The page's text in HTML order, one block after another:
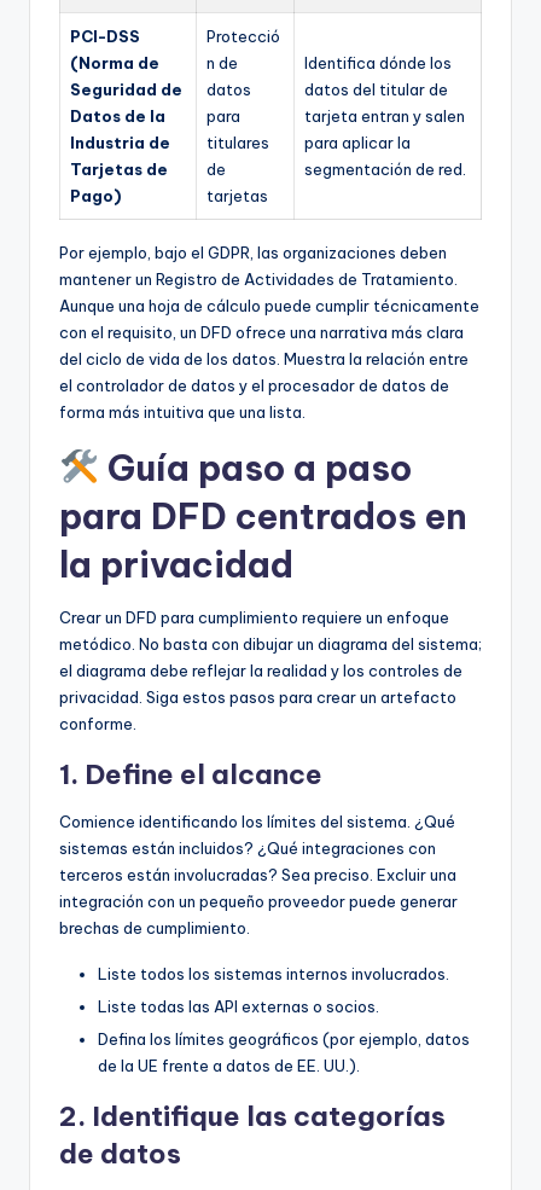
PCI-DSS
(Norma de
Seguridad de
Datos de la
Industria de
Tarjetas de
Pago)
Protecció
n de
datos
para
titulares
de
tarjetas
Identifica dónde los
datos del titular de
tarjeta entran y salen
para aplicar la
segmentación de red.
Por ejemplo, bajo el GDPR, las organizaciones deben
mantener un Registro de Actividades de Tratamiento.
Aunque una hoja de cálculo puede cumplir técnicamente
con el requisito, un DFD ofrece una narrativa más clara
del ciclo de vida de los datos. Muestra la relación entre
el controlador de datos y el procesador de datos de
forma más intuitiva que una lista.
Guía paso a paso
para DFD centrados en
la privacidad
Crear un DFD para cumplimiento requiere un enfoque
metódico. No basta con dibujar un diagrama del sistema;
el diagrama debe reflejar la realidad y los controles de
privacidad. Siga estos pasos para crear un artefacto
conforme.
1. Define el alcance
Comience identificando los límites del sistema. ¿Qué
sistemas están incluidos? ¿Qué integraciones con
terceros están involucradas? Sea preciso. Excluir una
integración con un pequeño proveedor puede generar
brechas de cumplimiento.
Liste todos los sistemas internos involucrados.
Liste todas las API externas o socios.
Defina los límites geográficos (por ejemplo, datos
de la UE frente a datos de EE. UU.).
2. Identifique las categorías
de datos